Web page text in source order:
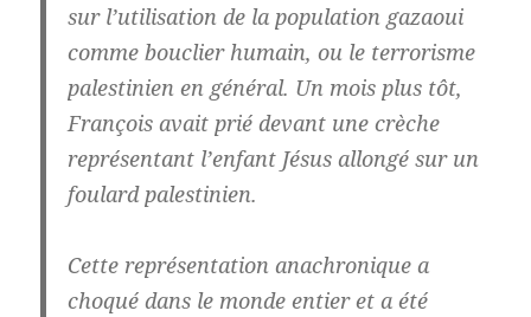
sur l’utilisation de la population gazaoui
comme bouclier humain, ou le terrorisme
palestinien en général. Un mois plus tôt,
François avait prié devant une crèche
représentant l’enfant Jésus allongé sur un
foulard palestinien.
Cette représentation anachronique a
choqué dans le monde entier et a été